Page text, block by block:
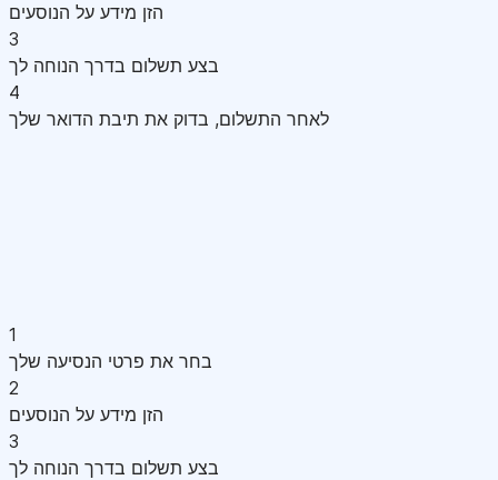
הזן מידע על הנוסעים
3
בצע תשלום בדרך הנוחה לך
4
לאחר התשלום, בדוק את תיבת הדואר שלך
1
בחר את פרטי הנסיעה שלך
2
הזן מידע על הנוסעים
3
בצע תשלום בדרך הנוחה לך